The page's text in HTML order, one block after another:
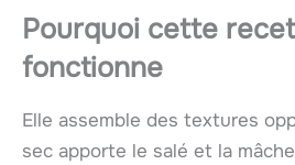
Pourquoi cette
fonctionne
Elle assemble des textures
sec apporte le salé et la